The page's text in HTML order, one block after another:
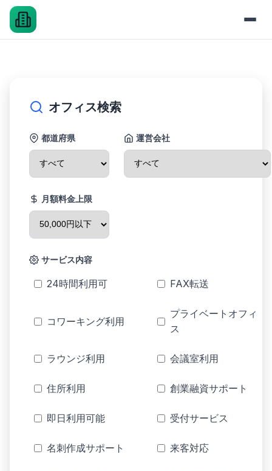
オフィス検索
都道府県 運営会社
月額料金上限
サービス内容
24時間利用可 FAX転送
コワーキング利用
プライベートオフィ
ス
ラウンジ利用 会議室利用
住所利用 創業融資サポート
即日利用可能 受付サービス
名刺作成サポート 来客対応